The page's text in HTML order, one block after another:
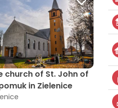
church of St. John of
in Zielenice